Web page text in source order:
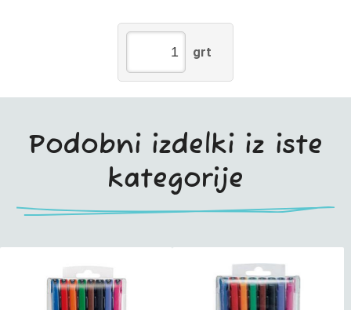
grt
Podobni izdelki iz iste
kategorije